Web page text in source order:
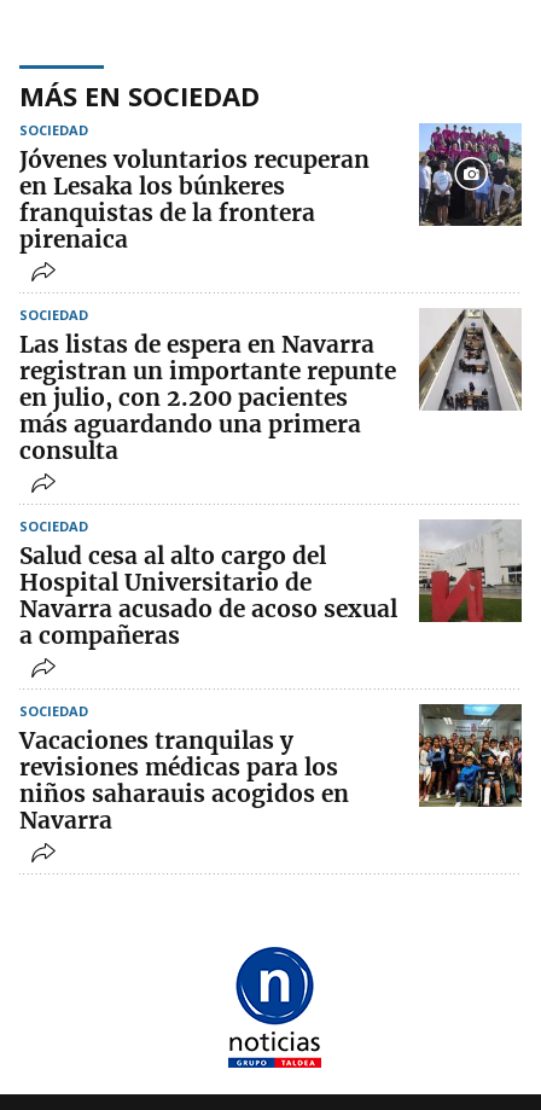
MÁS EN SOCIEDAD
SOCIEDAD
Jóvenes voluntarios recuperan
en Lesaka los búnkeres
franquistas de la frontera
pirenaica
SOCIEDAD
Las listas de espera en Navarra
registran un importante repunte
en julio, con 2.200 pacientes
más aguardando una primera
consulta
SOCIEDAD
Salud cesa al alto cargo del
Hospital Universitario de
Navarra acusado de acoso sexual
a compañeras
SOCIEDAD
Vacaciones tranquilas y
revisiones médicas para los
niños saharauis acogidos en
Navarra